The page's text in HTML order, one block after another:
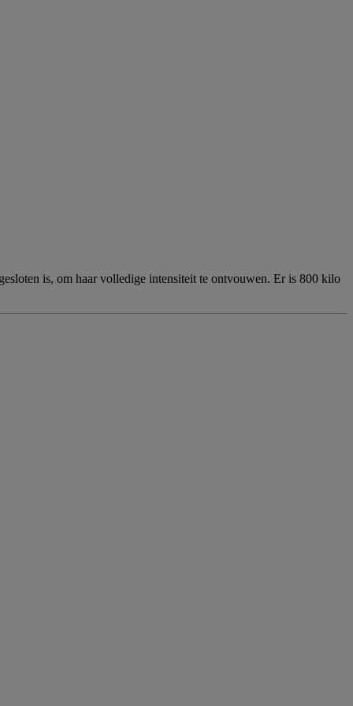
is, om haar volledige intensiteit te ontvouwen. Er is 800 kilo